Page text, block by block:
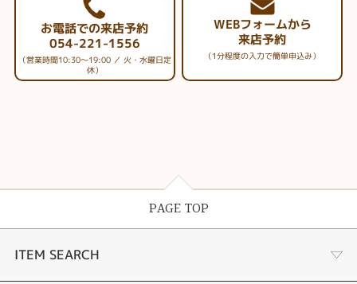
お電話での来店予約
054-221-1556
（営業時間10:30～19:00 ／ 火・水曜日定
休）
WEBフォームから
来店予約
（1分程度の入力で簡単申込み）
PAGE TOP
ITEM SEARCH